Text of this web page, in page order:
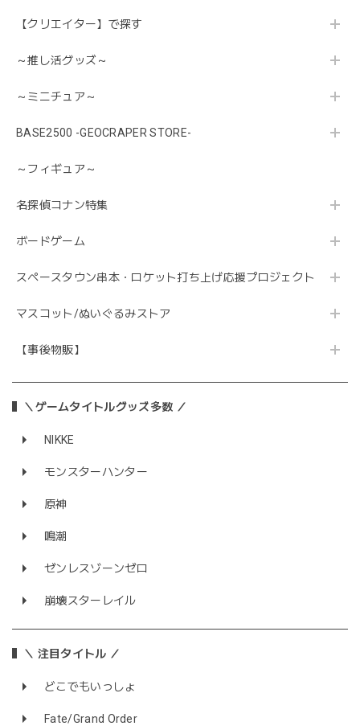
【クリエイター】で探す
～推し活グッズ～
～ミニチュア～
BASE2500 -GEOCRAPER STORE-
～フィギュア～
名探偵コナン特集
ボードゲーム
スペースタウン串本・ロケット打ち上げ応援プロジェクト
マスコット/ぬいぐるみストア
【事後物販】
＼ゲームタイトルグッズ多数 ／
NIKKE
モンスターハンター
原神
鳴潮
ゼンレスゾーンゼロ
崩壊スターレイル
＼ 注目タイトル ／
どこでもいっしょ
Fate/Grand Order